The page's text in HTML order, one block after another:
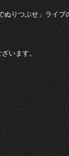
りつぶせ」ライブ
います。